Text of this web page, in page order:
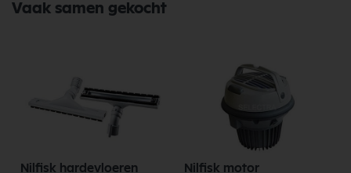
Vaak samen gekocht
Nilfisk hardevloeren
Nilfisk motor